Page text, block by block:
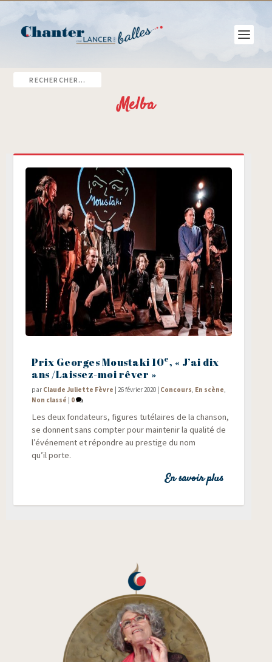
Melba
Prix Georges Moustaki 10e, « J’ai dix
ans /​Laissez-moi rêver »
par Claude Juliette Fèvre |26 février 2020 | Concours En scène
Non classé | 0
Les deux fon­da­teurs, figures tuté­laires de la chan­son,
se donnent sans comp­ter pour main­te­nir la qua­li­té de
l’événement et répondre au pres­tige du nom
qu’il porte.
En savoir plus